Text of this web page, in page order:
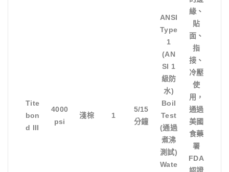
Tite
bon
d III
4000
psi
淺棕 1
5/15
分鐘
ANSI
Type
1
(AN
SI 1
級防
水)
Boil
Test
(通過
煮沸
測試)
Wate
緣、
貼
面、
指
接、
冷壓
使
用，
通過
美國
食藥
署
FDA
認證